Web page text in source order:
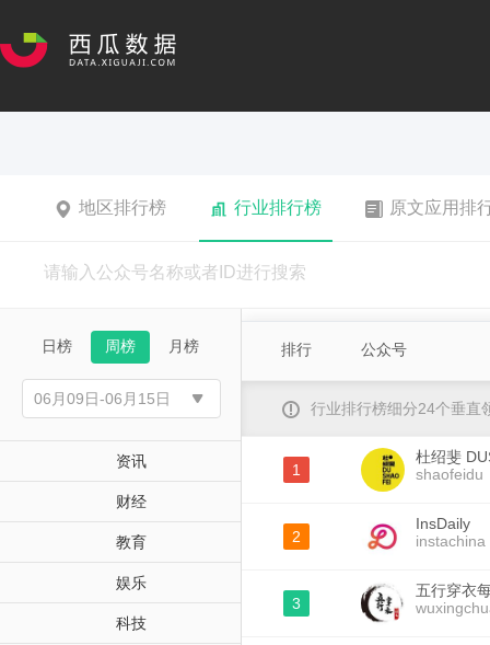
地区排行榜 行业排行榜 原文应用排
日榜 周榜 月榜
资讯
财经
教育
娱乐
科技
排行 公众号
行业排行榜细分24个垂直
1
杜绍斐
shaofeidu
2
InsDaily
instachina
3
五行穿衣